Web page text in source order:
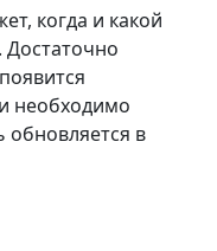
когда и какой
необходимо
обновляется в